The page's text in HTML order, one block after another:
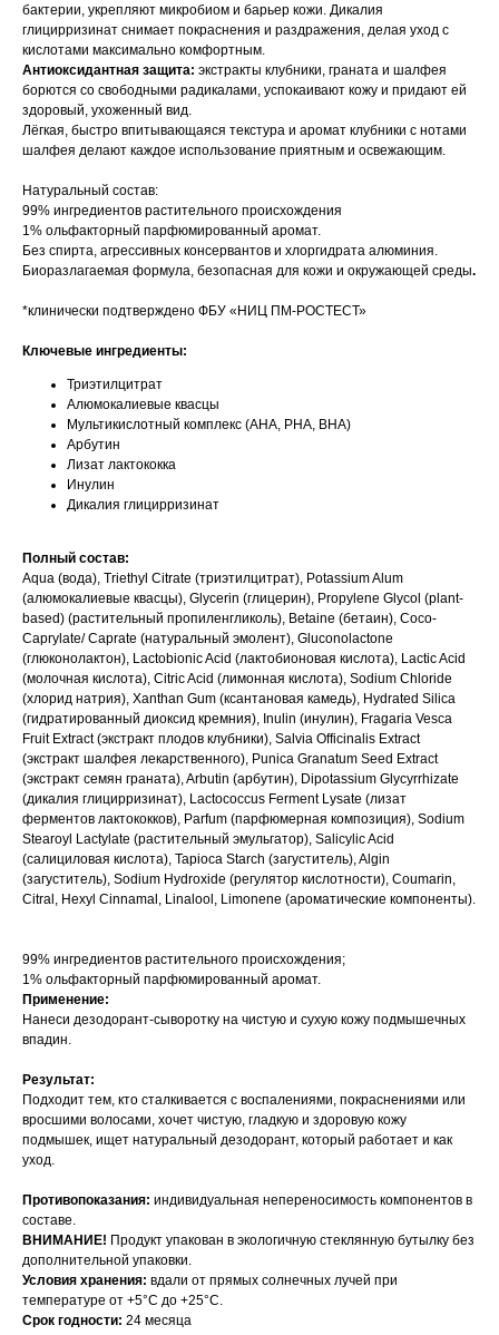
бактерии, укрепляют микробиом и барьер кожи. Дикалия
глицирризинат снимает покраснения и раздражения, делая уход с
кислотами максимально комфортным.
Антиоксидантная защита: экстракты клубники, граната и шалфея
борются со свободными радикалами, успокаивают кожу и придают ей
здоровый, ухоженный вид.
Лёгкая, быстро впитывающаяся текстура и аромат клубники с нотами
шалфея делают каждое использование приятным и освежающим.
Натуральный состав:
99% ингредиентов растительного происхождения
1% ольфакторный парфюмированный аромат.
Без спирта, агрессивных консервантов и хлоргидрата алюминия.
Биоразлагаемая формула, безопасная для кожи и окружающей среды.
*клинически подтверждено ФБУ «НИЦ ПМ-РОСТЕСТ»
Ключевые ингредиенты:
Триэтилцитрат
Алюмокалиевые квасцы
Мультикислотный комплекс (AHA, PHA, BHA)
Арбутин
Лизат лактококка
Инулин
Дикалия глицирризинат
Полный состав:
Aqua (вода), Triethyl Citrate (триэтилцитрат), Potassium Alum
(алюмокалиевые квасцы), Glycerin (глицерин), Propylene Glycol (plant-
based) (растительный пропиленгликоль), Betaine (бетаин), Coco-
Caprylate/ Caprate (натуральный эмолент), Gluconolactone
(глюконолактон), Lactobionic Acid (лактобионовая кислота), Lactic Acid
(молочная кислота), Citric Acid (лимонная кислота), Sodium Chloride
(хлорид натрия), Xanthan Gum (ксантановая камедь), Hydrated Silica
(гидратированный диоксид кремния), Inulin (инулин), Fragaria Vesca
Fruit Extract (экстракт плодов клубники), Salvia Officinalis Extract
(экстракт шалфея лекарственного), Punica Granatum Seed Extract
(экстракт семян граната), Arbutin (арбутин), Dipotassium Glycyrrhizate
(дикалия глицирризинат), Lactococcus Ferment Lysate (лизат
ферментов лактококков), Parfum (парфюмерная композиция), Sodium
Stearoyl Lactylate (растительный эмульгатор), Salicylic Acid
(салициловая кислота), Tapioca Starch (загуститель), Algin
(загуститель), Sodium Hydroxide (регулятор кислотности), Coumarin,
Citral, Hexyl Cinnamal, Linalool, Limonene (ароматические компоненты).
99% ингредиентов растительного происхождения;
1% ольфакторный парфюмированный аромат.
Применение:
Нанеси дезодорант-сыворотку на чистую и сухую кожу подмышечных
впадин.
Результат:
Подходит тем, кто сталкивается с воспалениями, покраснениями или
вросшими волосами, хочет чистую, гладкую и здоровую кожу
подмышек, ищет натуральный дезодорант, который работает и как
уход.
Противопоказания: индивидуальная непереносимость компонентов в
составе.
ВНИМАНИЕ! Продукт упакован в экологичную стеклянную бутылку без
дополнительной упаковки.
Условия хранения: вдали от прямых солнечных лучей при
температуре от +5°С до +25°С.
Срок годности: 24 месяца